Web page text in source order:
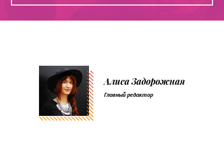
Алиса Задорожная
Главный редактор